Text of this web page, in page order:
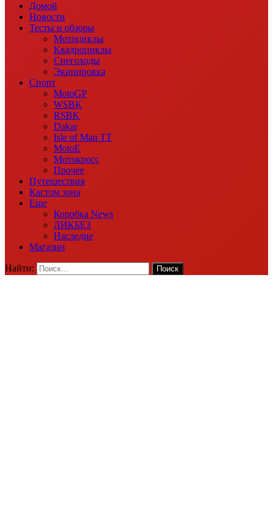
Домой
Новости
Тесты и обзоры
Мотоциклы
Квадроциклы
Снегоходы
Экипировка
Спорт
MotoGP
WSBK
RSBK
Dakar
Isle of Man TT
MotoE
Мотокросс
Прочее
Путешествия
Кастом зона
Еще
Коробка News
ЛИКБЕЗ
Наследие
Магазин
Найти: